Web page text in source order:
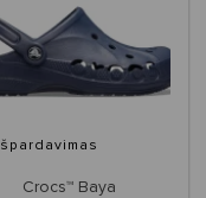
Išpardavimas
Crocs™ Baya